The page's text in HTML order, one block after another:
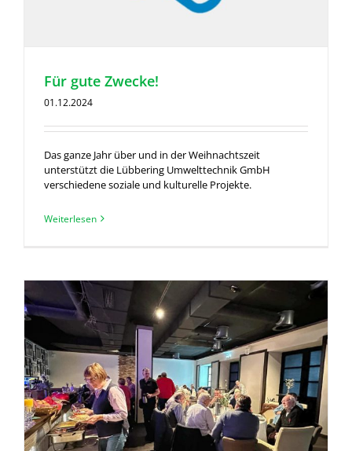
Für gute Zwecke!
01.12.2024
Das ganze Jahr über und in der Weihnachtszeit
unterstützt die Lübbering Umwelttechnik GmbH
verschiedene soziale und kulturelle Projekte.
Weiterlesen